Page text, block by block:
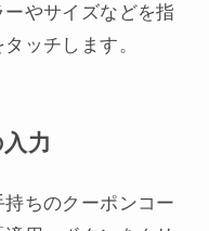
やサイズなどを指
ッチします。
力
ちのクーポンコー